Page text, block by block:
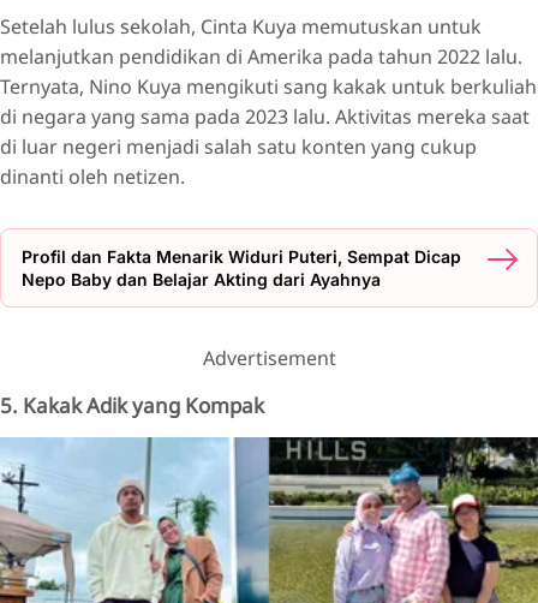
Setelah lulus sekolah, Cinta Kuya memutuskan untuk
melanjutkan pendidikan di Amerika pada tahun 2022 lalu.
Ternyata, Nino Kuya mengikuti sang kakak untuk berkuliah
di negara yang sama pada 2023 lalu. Aktivitas mereka saat
di luar negeri menjadi salah satu konten yang cukup
dinanti oleh netizen.
Profil dan Fakta Menarik Widuri Puteri, Sempat Dicap
Nepo Baby dan Belajar Akting dari Ayahnya
Advertisement
5. Kakak Adik yang Kompak